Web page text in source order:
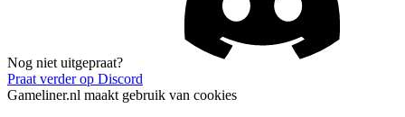
Nog niet uitgepraat?
Praat verder op Discord
Gameliner.nl maakt gebruik van cookies